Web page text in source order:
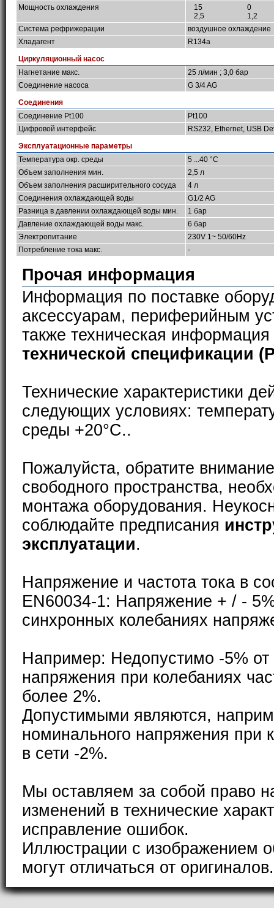
Мощность охлаждения
15
0
2,5
1,2
Система рефрижерации
воздушное охлаждение
Хладагент
R134a
Циркуляционный насос
Нагнетание макс.
25 л/мин ; 3,0 бар
Соединение насоса
G 3/4 AG
Соединения
Соединение Pt100
Pt100
Цифровой интерфейс
RS232, Ethernet, USB
Эксплуатационные параметры
Температура окр. среды
5 ...40 °C
Объем заполнения мин.
2,5 л
Объем заполнения расширительного сосуда
4 л
Соединения охлаждающей воды
G1/2 AG
Разница в давлении охлаждающей воды мин.
1 бар
Давление охлаждающей воды макс.
6 бар
Электропитание
230V 1~ 50/60Hz
Потребление тока макс.
-
Прочая информация
Информация по поставке
аксессуарам, периферийным
также техническая
технической спецификации
Технические характеристики
следующих условиях:
среды +20°С..
Пожалуйста, обратите
свободного пространства,
монтажа оборудования.
соблюдайте предписания
эксплуатации.
Напряжение и частота тока в
EN60034-1: Напряжение + / -
синхронных колебаниях
Например: Недопустимо -5% от
напряжения при колебаниях
более 2%.
Допустимыми являются,
номинального напряжения при
в сети -2%.
Мы оставляем за собой право
изменений в технические
исправление ошибок.
Иллюстрации с изображением
могут отличаться от оригиналов.